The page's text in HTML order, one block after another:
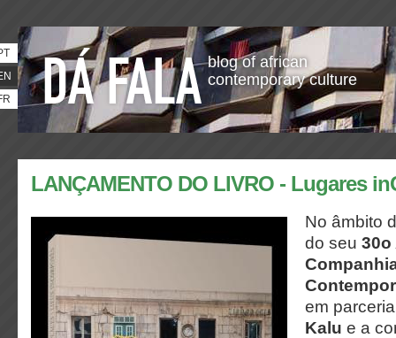
blog of african
contemporary culture
LANÇAMENTO DO LIVRO - Lugares
No âmbito
do seu 30o
em
Kalu e a